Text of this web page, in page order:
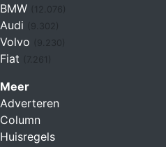
BMW (12.076)
Audi
Volvo
Fiat (7.261)
Meer
Adverteren
Column
Huisregels